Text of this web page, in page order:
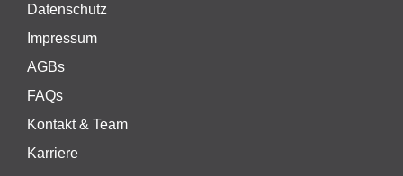
Datenschutz
Impressum
AGBs
FAQs
Kontakt & Team
Karriere